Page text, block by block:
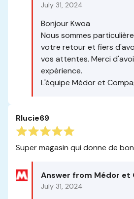
July 31, 2024
Bonjour Kwoa
Nous sommes
votre retour et fiers
vos attentes. Merci
expérience.
L'équipe Médor et
Rlucie69
Super magasin qui donne de
Answer from Médor et
July 31, 2024